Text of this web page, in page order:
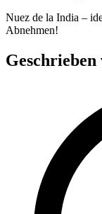
Nuez de la India –
Abnehmen!
Geschrieben